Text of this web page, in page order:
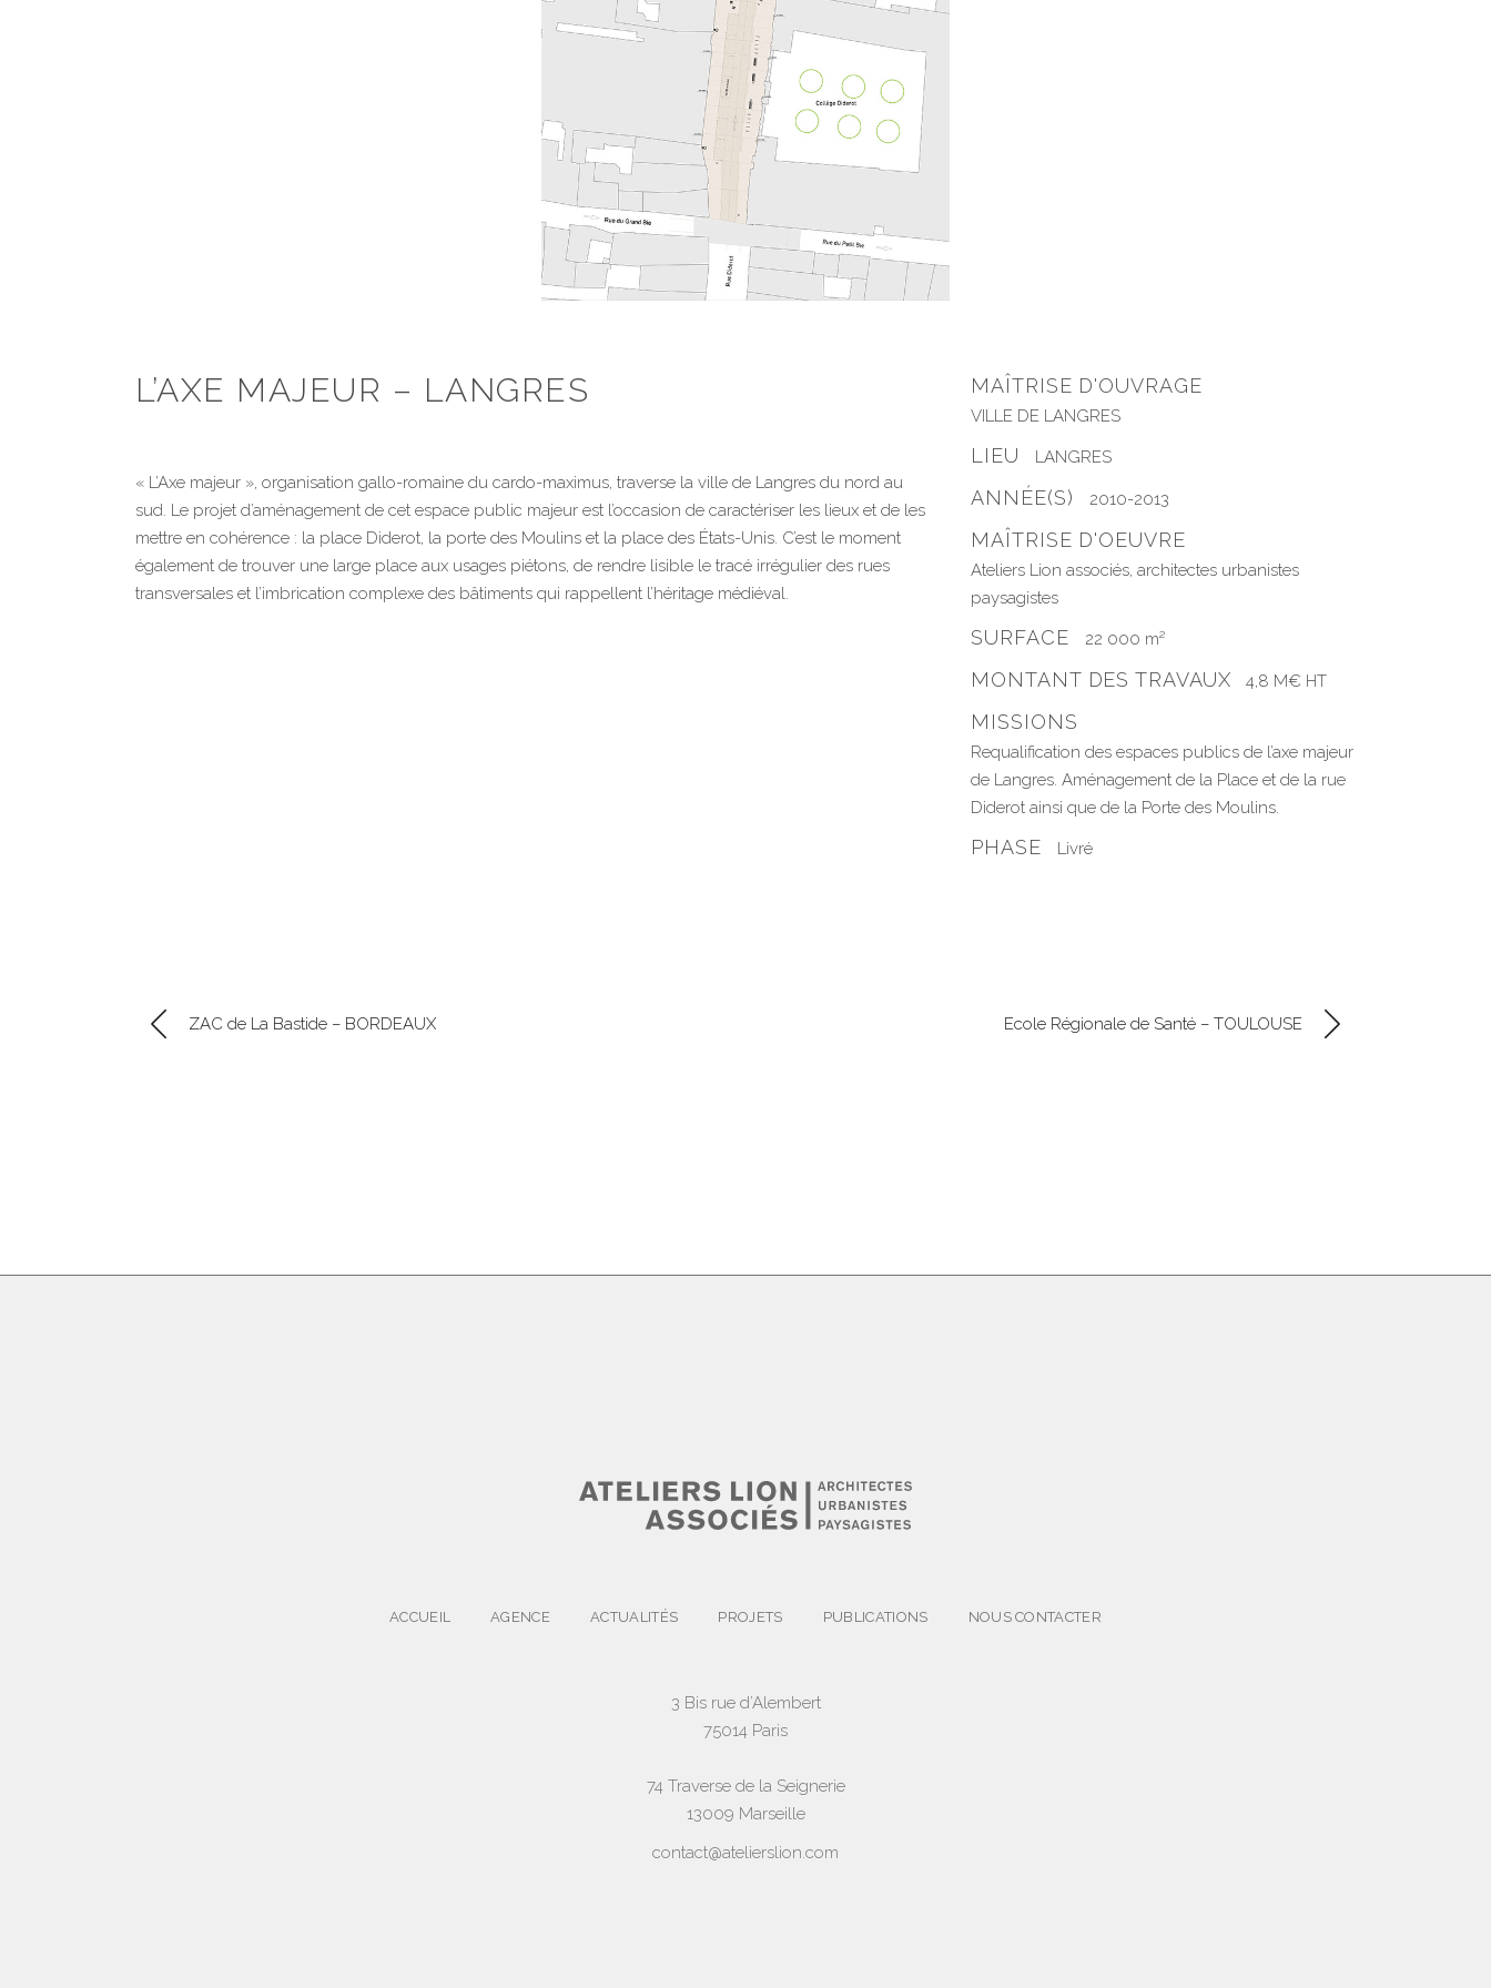
L’AXE MAJEUR – LANGRES
« L’Axe majeur », organisation gallo-romaine du cardo-maximus, traverse la ville de Langres du nord au
sud. Le projet d’aménagement de cet espace public majeur est l’occasion de caractériser les lieux et de les
mettre en cohérence : la place Diderot, la porte des Moulins et la place des États-Unis. C’est le moment
également de trouver une large place aux usages piétons, de rendre lisible le tracé irrégulier des rues
transversales et l’imbrication complexe des bâtiments qui rappellent l’héritage médiéval.
MAÎTRISE D'OUVRAGE
VILLE DE LANGRES
LIEU LANGRES
ANNÉE(S) 2010-2013
MAÎTRISE D'OEUVRE
Ateliers Lion associés, architectes urbanistes
paysagistes
SURFACE 22 000 m²
MONTANT DES TRAVAUX 4,8 M€ HT
MISSIONS
Requalification des espaces publics de l’axe majeur
de Langres. Aménagement de la Place et de la rue
Diderot ainsi que de la Porte des Moulins.
PHASE Livré
ZAC de La Bastide – BORDEAUX Ecole Régionale de Santé – TOULOUSE
ACCUEIL AGENCE ACTUALITÉS PROJETS PUBLICATIONS NOUS CONTACTER
3 Bis rue d’Alembert
75014 Paris
74 Traverse de la Seignerie
13009 Marseille
contact@atelierslion.com